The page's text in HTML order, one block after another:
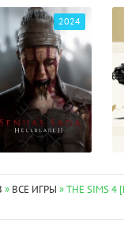
2024
» ВСЕ ИГРЫ » THE SIMS 4